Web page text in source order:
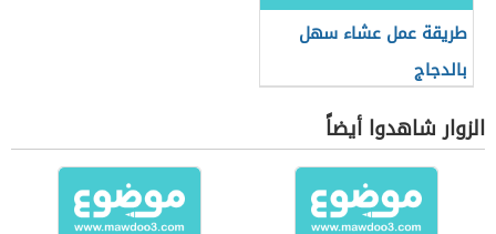
طريقة عمل عشاء سهل
بالدجاج
الزوار شاهدوا أيضاً